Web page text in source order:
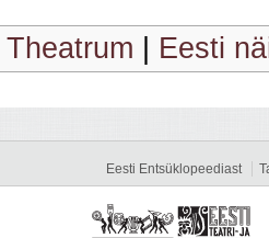
Theatrum Eesti
Eesti Entsüklopeediast